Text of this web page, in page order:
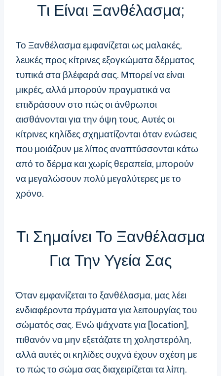
Τι Είναι Ξανθέλασμα;
Το Ξανθέλασμα εμφανίζεται ως μαλακές,
λευκές προς κίτρινες εξογκώματα δέρματος
τυπικά στα βλέφαρά σας. Μπορεί να είναι
μικρές, αλλά μπορούν πραγματικά να
επιδράσουν στο πώς οι άνθρωποι
αισθάνονται για την όψη τους. Αυτές οι
κίτρινες κηλίδες σχηματίζονται όταν ενώσεις
που μοιάζουν με λίπος αναπτύσσονται κάτω
από το δέρμα και χωρίς θεραπεία, μπορούν
να μεγαλώσουν πολύ μεγαλύτερες με το
χρόνο.
Τι Σημαίνει Το Ξανθέλασμα
Για Την Υγεία Σας
Όταν εμφανίζεται το ξανθέλασμα, μας λέει
ενδιαφέροντα πράγματα για λειτουργίας του
σώματός σας. Ενώ ψάχνατε για [location],
πιθανόν να μην εξετάζατε τη χοληστερόλη,
αλλά αυτές οι κηλίδες συχνά έχουν σχέση με
το πώς το σώμα σας διαχειρίζεται τα λίπη.